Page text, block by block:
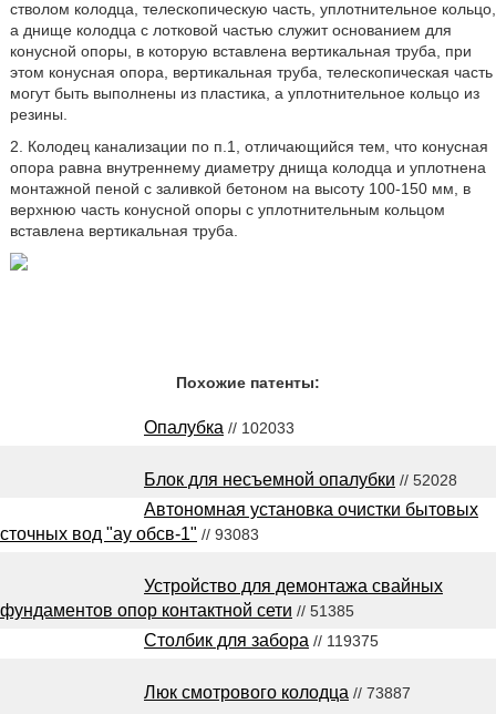
стволом колодца, телескопическую часть, уплотнительное кольцо,
а днище колодца с лотковой частью служит основанием для
конусной опоры, в которую вставлена вертикальная труба, при
этом конусная опора, вертикальная труба, телескопическая часть
могут быть выполнены из пластика, а уплотнительное кольцо из
резины.
2. Колодец канализации по п.1, отличающийся тем, что конусная
опора равна внутреннему диаметру днища колодца и уплотнена
монтажной пеной с заливкой бетоном на высоту 100-150 мм, в
верхнюю часть конусной опоры с уплотнительным кольцом
вставлена вертикальная труба.
Похожие патенты:
Опалубка // 102033
Блок для несъемной опалубки // 52028
Автономная установка очистки бытовых
сточных вод "ау обсв-1" // 93083
Устройство для демонтажа свайных
фундаментов опор контактной сети // 51385
Столбик для забора // 119375
Люк смотрового колодца // 73887